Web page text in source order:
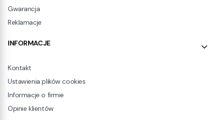
Gwarancja
Reklamacje
INFORMACJE
Kontakt
Ustawienia plików cookies
Informacje o firmie
Opinie klientów